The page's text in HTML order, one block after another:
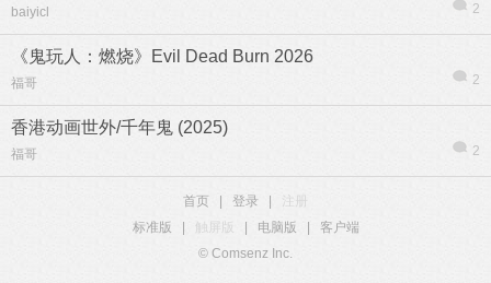
baiyicl 2
《鬼玩人：燃烧》Evil Dead Burn 2026
福哥 2
香港动画世外/千年鬼 (2025)
福哥 2
首页 登录
标准版
触屏版 电脑版
客户端
© Comsenz Inc.